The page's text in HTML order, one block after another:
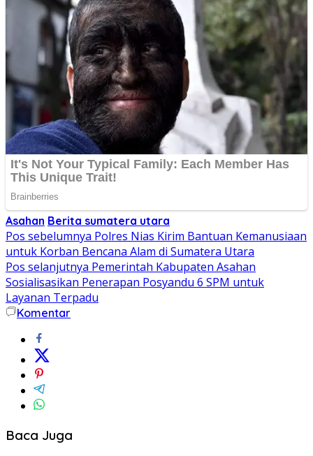
Asahan Berita sumatera utara
Navigasi
pos
Pos sebelumnya Polres Nias Kirim Bantuan Kemanusiaan
untuk Korban Bencana Alam di Sumatera Utara
Pos selanjutnya Pemerintah Kabupaten Asahan
Sosialisasikan Penerapan Posyandu 6 SPM untuk
Layanan Terpadu
Komentar
Baca Juga